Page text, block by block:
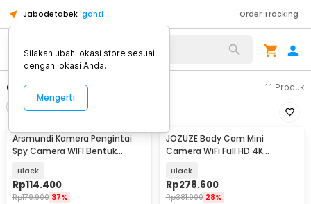
Jabodetabek ganti Order Tracking
Alat Kopi
Camcorder / Handycam 11 Produk
Urutkan
Arsmundi Kamera Pengintai
Spy Camera WIFI Bentuk
Black
Rp114.400
Rp179.900 37%
JOZUZE Body Cam Mini
Camera WiFi Full HD 4K
Black
Rp278.600
Rp381.900 28%
Silakan ubah lokasi store sesuai
dengan lokasi Anda.
Mengerti